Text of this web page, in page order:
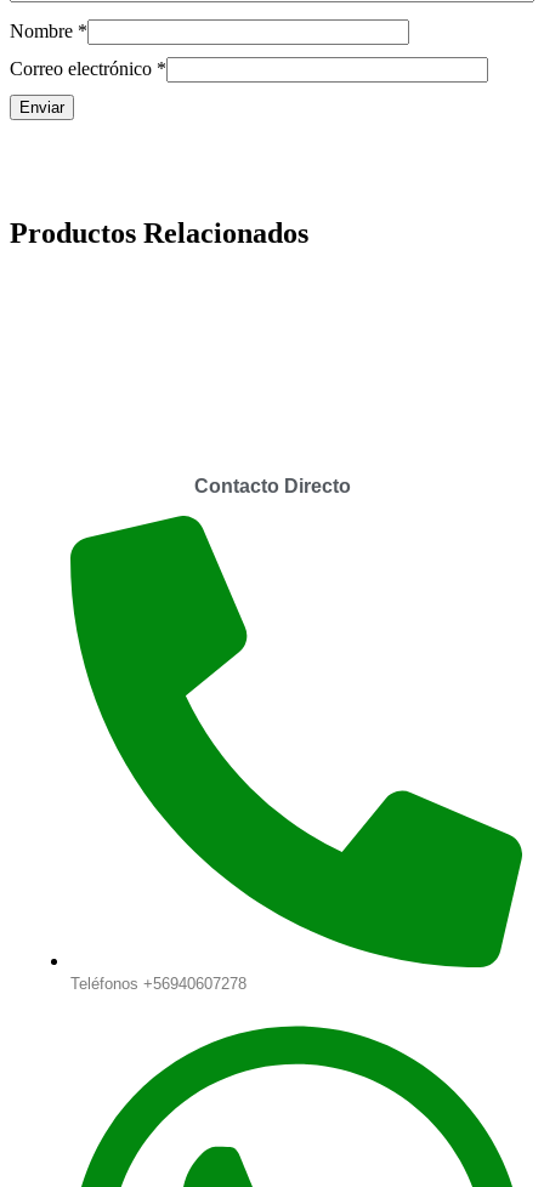
Nombre *
Correo electrónico *
Productos Relacionados
Contacto Directo
Teléfonos +56940607278